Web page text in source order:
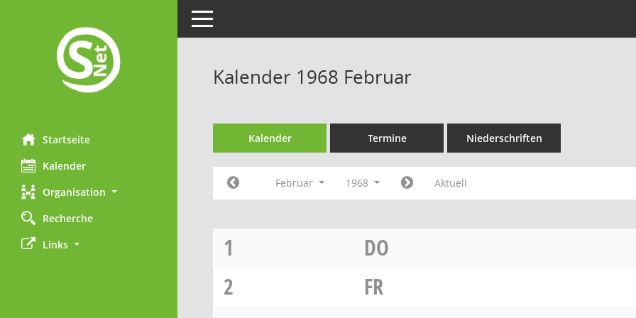
Startseite
Kalender
Organisation
Recherche
Links
Toggle navigation
Kalender 1968 Februar
Kalender Termine Niederschriften
Februar 1968 Aktuell
1
DO
2
FR